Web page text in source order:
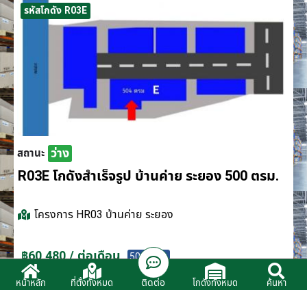
รหัสโกดัง R03E
สถานะ ว่าง
R03E โกดังสำเร็จรูป บ้านค่าย ระยอง 500 ตรม.
โครงการ HR03 บ้านค่าย ระยอง
฿60,480 / ต่อเดือน 500 ตรม.
หน้าหลัก ที่ตั้งทั้งหมด ติดต่อ โกดังทั้งหมด ค้นหา